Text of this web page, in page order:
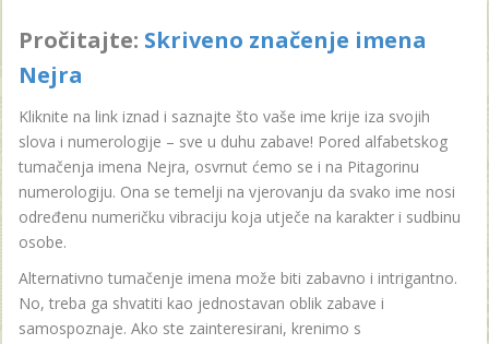
Pročitajte: Skriveno značenje imena
Nejra
Kliknite na link iznad i saznajte što vaše ime krije iza svojih
slova i numerologije – sve u duhu zabave! Pored alfabetskog
tumačenja imena Nejra, osvrnut ćemo se i na Pitagorinu
numerologiju. Ona se temelji na vjerovanju da svako ime nosi
određenu numeričku vibraciju koja utječe na karakter i sudbinu
osobe.
Alternativno tumačenje imena može biti zabavno i intrigantno.
No, treba ga shvatiti kao jednostavan oblik zabave i
samospoznaje. Ako ste zainteresirani, krenimo s